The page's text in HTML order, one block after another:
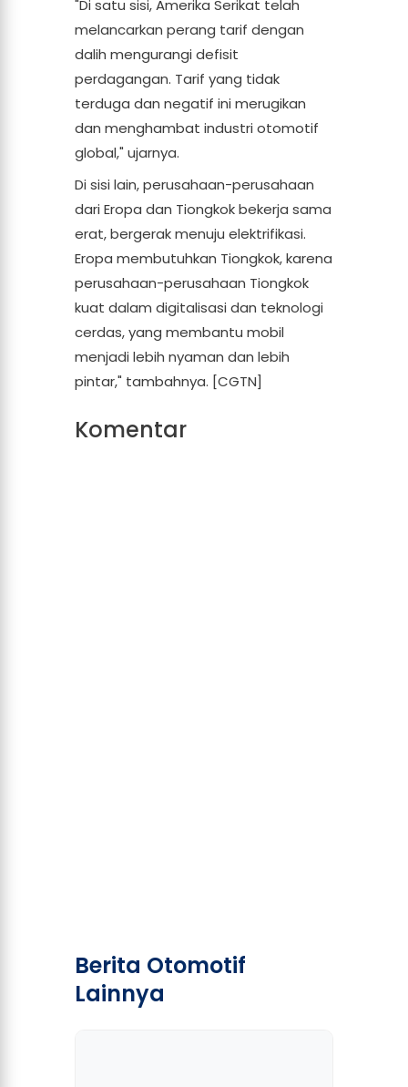
"Di satu sisi, Amerika Serikat telah
melancarkan perang tarif dengan
dalih mengurangi defisit
perdagangan. Tarif yang tidak
terduga dan negatif ini merugikan
dan menghambat industri otomotif
global," ujarnya.
Di sisi lain, perusahaan-perusahaan
dari Eropa dan Tiongkok bekerja sama
erat, bergerak menuju elektrifikasi.
Eropa membutuhkan Tiongkok, karena
perusahaan-perusahaan Tiongkok
kuat dalam digitalisasi dan teknologi
cerdas, yang membantu mobil
menjadi lebih nyaman dan lebih
pintar," tambahnya. [CGTN]
Komentar
Berita Otomotif
Lainnya